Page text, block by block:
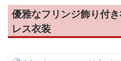
優雅なフリンジ飾り付
レス衣装